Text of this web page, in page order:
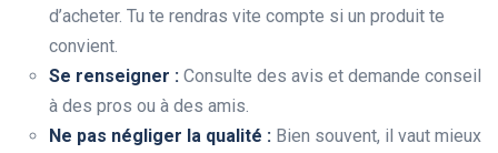
d’acheter. Tu te rendras vite compte si un produit te
convient.
Se renseigner : Consulte des avis et demande conseil
à des pros ou à des amis.
Ne pas négliger la qualité : Bien souvent, il vaut mieux